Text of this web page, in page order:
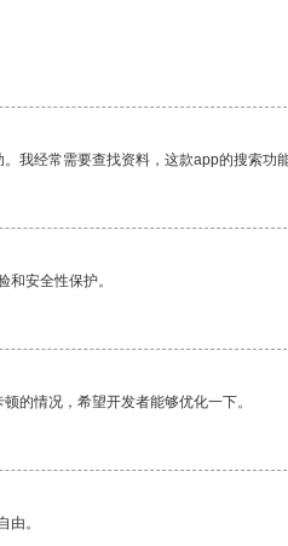
我经常需要查找资料，这款app的搜索功
安全性保护。
的情况，希望开发者能够优化一下。
由。